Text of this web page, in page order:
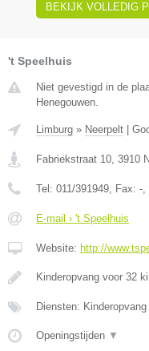
BEKIJK VOLLEDIG
't Speelhuis
Niet gevestigd in de
Henegouwen.
Limburg » Neerpelt
Fabriekstraat 10, 3910
Tel: 011/391949, Fax: -,
E-mail › 't Speelhuis
Website: http://
Kinderopvang voor 32
Diensten: Kinderopvang
Openingstijden ▼